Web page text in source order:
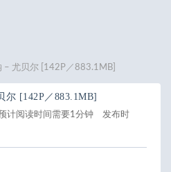
– 尤贝尔 [142P／883.1MB]
尔 [142P／883.1MB]
计阅读时间需要1分钟
发布时